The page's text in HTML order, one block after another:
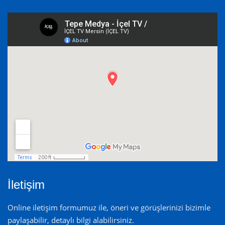
İletişim
Online iletişim formumuz ile, öneri ve görüşlerinizi bizimle
paylaşabilir, detaylı bilgi alabilirsiniz.